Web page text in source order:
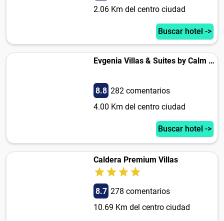
2.06 Km del centro ciudad
Buscar hotel ->
Evgenia Villas & Suites by Calm Collection
8.8 282 comentarios
4.00 Km del centro ciudad
Buscar hotel ->
Caldera Premium Villas
8.7 278 comentarios
10.69 Km del centro ciudad